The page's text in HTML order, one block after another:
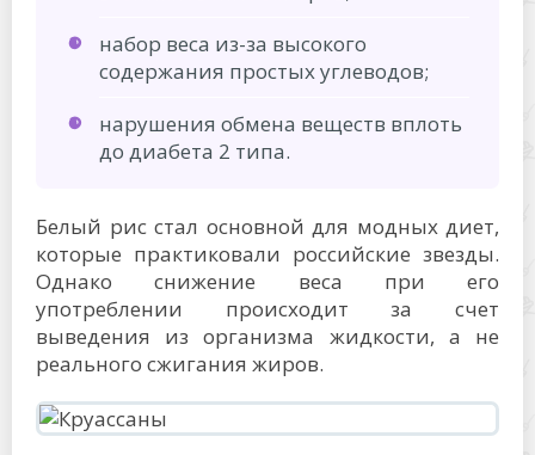
набор веса из-за высокого
содержания простых углеводов;
нарушения обмена веществ вплоть
до диабета 2 типа.
Белый рис стал основной для модных диет,
которые практиковали российские звезды.
Однако снижение веса при его
употреблении происходит за счет
выведения из организма жидкости, а не
реального сжигания жиров.